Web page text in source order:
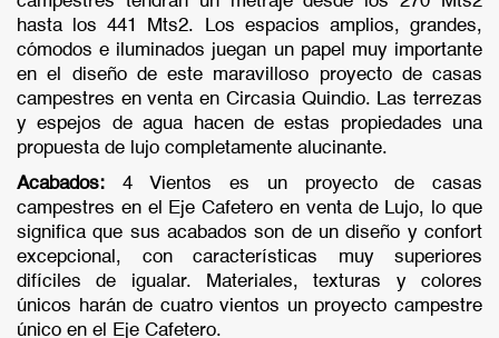
hasta los 441 Mts2. Los espacios amplios, grandes,
cómodos e iluminados juegan un papel muy importante
en el diseño de este maravilloso proyecto de casas
campestres en venta en Circasia Quindio. Las terrezas
y espejos de agua hacen de estas propiedades una
propuesta de lujo completamente alucinante.
Acabados: 4 Vientos es un proyecto de casas
campestres en el Eje Cafetero en venta de Lujo, lo que
significa que sus acabados son de un diseño y confort
excepcional, con características muy superiores
difíciles de igualar. Materiales, texturas y colores
únicos harán de cuatro vientos un proyecto campestre
único en el Eje Cafetero.